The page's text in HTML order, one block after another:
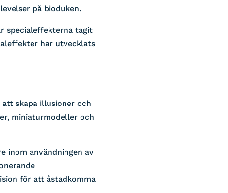
på bioduken.
specialeffekterna tagit
har utvecklats
skapa illusioner och
miniaturmodeller och
inom användningen av
för att åstadkomma